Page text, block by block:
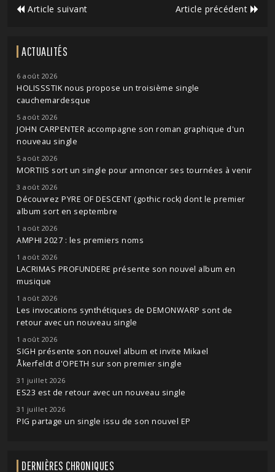
Article suivant Article précédent
ACTUALITÉS
6 août 2026
HOLISSSTIK nous propose un troisième single
cauchemardesque
5 août 2026
JOHN CARPENTER accompagne son roman graphique d'un
nouveau single
5 août 2026
MORTIIS sort un single pour annoncer ses tournées à venir
3 août 2026
Découvrez PYRE OF DESCENT (gothic rock) dont le premier
album sort en septembre
1 août 2026
AMPHI 2027 : les premiers noms
1 août 2026
LACRIMAS PROFUNDERE présente son nouvel album en
musique
1 août 2026
Les invocations synthétiques de DEMONWARP sont de
retour avec un nouveau single
1 août 2026
SIGH présente son nouvel album et invite Mikael
Åkerfeldt d'OPETH sur son premier single
31 juillet 2026
ES23 est de retour avec un nouveau single
31 juillet 2026
PIG partage un single issu de son nouvel EP
DERNIÈRES CHRONIQUES